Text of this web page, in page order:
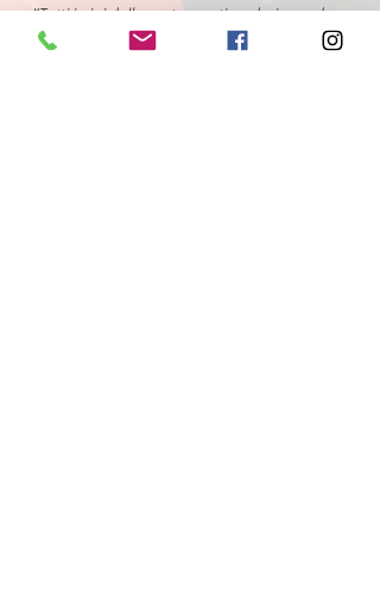
"Tutti i vini della nostra cantina derivano da un
lungo percorso di ricerca, iniziato nel 1995 con